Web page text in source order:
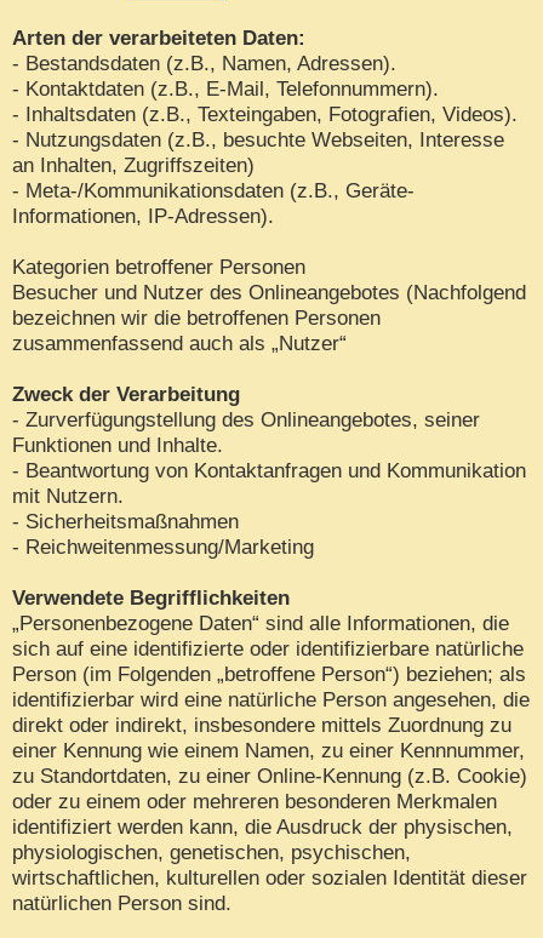
Arten der verarbeiteten Daten:
- Bestandsdaten (z.B., Namen, Adressen).
- Kontaktdaten (z.B., E-Mail, Telefonnummern).
- Inhaltsdaten (z.B., Texteingaben, Fotografien, Videos).
- Nutzungsdaten (z.B., besuchte Webseiten, Interesse
an Inhalten, Zugriffszeiten)
- Meta-/Kommunikationsdaten (z.B., Geräte-
Informationen, IP-Adressen).
Kategorien betroffener Personen
Besucher und Nutzer des Onlineangebotes (Nachfolgend
bezeichnen wir die betroffenen Personen
zusammenfassend auch als „Nutzer“
Zweck der Verarbeitung
- Zurverfügungstellung des Onlineangebotes, seiner
Funktionen und Inhalte.
- Beantwortung von Kontaktanfragen und Kommunikation
mit Nutzern.
- Sicherheitsmaßnahmen
- Reichweitenmessung/Marketing
Verwendete Begrifflichkeiten
„Personenbezogene Daten“ sind alle Informationen, die
sich auf eine identifizierte oder identifizierbare natürliche
Person (im Folgenden „betroffene Person“) beziehen; als
identifizierbar wird eine natürliche Person angesehen, die
direkt oder indirekt, insbesondere mittels Zuordnung zu
einer Kennung wie einem Namen, zu einer Kennnummer,
zu Standortdaten, zu einer Online-Kennung (z.B. Cookie)
oder zu einem oder mehreren besonderen Merkmalen
identifiziert werden kann, die Ausdruck der physischen,
physiologischen, genetischen, psychischen,
wirtschaftlichen, kulturellen oder sozialen Identität dieser
natürlichen Person sind.